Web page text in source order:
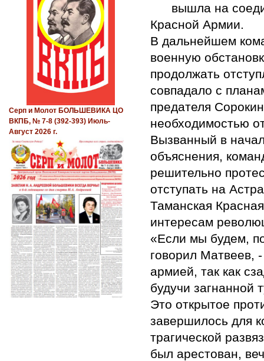
вышла на
Красной Армии.
В дальнейшем
военную
продолжать
совпадало с
предателя
необходимостью
Вызванный в
объяснения,
решительно
отступать на
Таманская
интересам
«Если мы будем,
говорил Матвеев,
армией, так как
будучи загнанной
Это открытое
завершилось для
трагической
был арестован,
Серп и Молот БОЛЬШЕВИКА ЦО
ВКПБ, № 7-8 (392-393) Июль-
Август 2026 г.